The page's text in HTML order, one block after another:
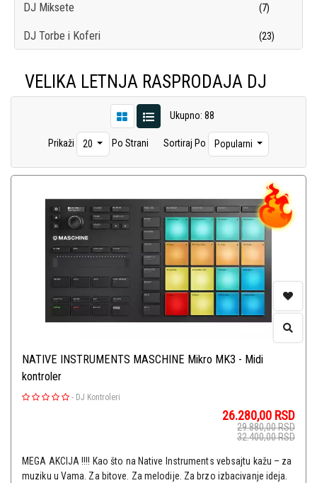
DJ Miksete (7)
DJ Torbe i Koferi (23)
VELIKA LETNJA RASPRODAJA DJ
Ukupno: 88
Prikaži 20 Po Strani Sortiraj Po Popularni
NATIVE INSTRUMENTS MASCHINE Mikro MK3 - Midi
kontroler
- DJ Kontroleri
26.280,00 RSD
29.880,00RSD
32.400,00RSD
MEGA AKCIJA !!!! Kao što na Native Instruments vebsajtu kažu – za
muziku u Vama. Za bitove. Za melodije. Za brzo izbacivanje ideja.